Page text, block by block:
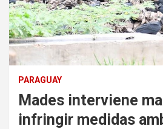
PARAGUAY
Mades interviene
infringir medidas